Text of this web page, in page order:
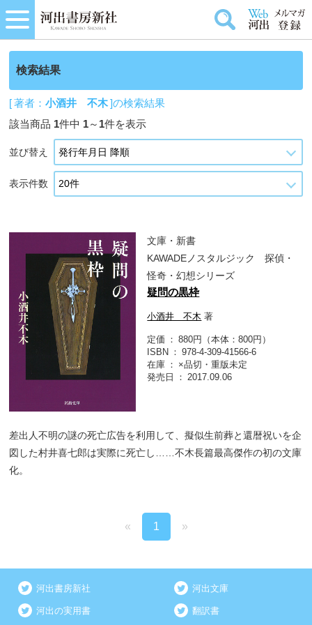
検索結果
[ 著者：小酒井 不木]の検索結果
該当商品 1件中 1～ 1件を表示
並び替え
表示件数
文庫・新書
KAWADEノスタルジック 探偵・
怪奇・幻想シリーズ
疑問の黒枠
小酒井 不木 著
定価
880円（本体：800円）
ISBN
978-4-309-41566-6
在庫
×品切・重版未定
発売日
2017.09.06
差出人不明の謎の死亡広告を利用して、擬似生前葬と還暦祝いを企
図した村井喜七郎は実際に死亡し……不木長篇最高傑作の初の文庫
化。
« 1 »
河出書房新社 河出文庫
河出の実用書 翻訳書